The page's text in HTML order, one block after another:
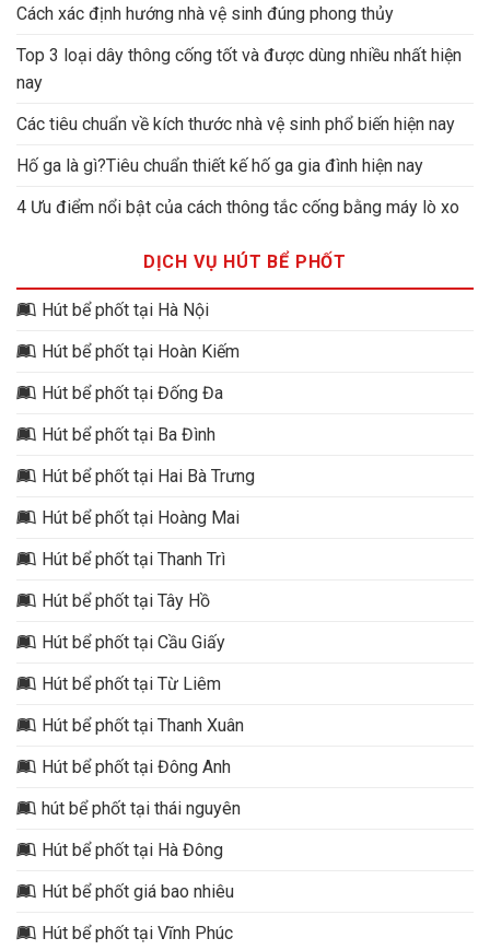
Cách xác định hướng nhà vệ sinh đúng phong thủy
Top 3 loại dây thông cống tốt và được dùng nhiều nhất hiện
nay
Các tiêu chuẩn về kích thước nhà vệ sinh phổ biến hiện nay
Hố ga là gì?Tiêu chuẩn thiết kế hố ga gia đình hiện nay
4 Ưu điểm nổi bật của cách thông tắc cống bằng máy lò xo
DỊCH VỤ HÚT BỂ PHỐT
Hút bể phốt tại Hà Nội
Hút bể phốt tại Hoàn Kiếm
Hút bể phốt tại Đống Đa
Hút bể phốt tại Ba Đình
Hút bể phốt tại Hai Bà Trưng
Hút bể phốt tại Hoàng Mai
Hút bể phốt tại Thanh Trì
Hút bể phốt tại Tây Hồ
Hút bể phốt tại Cầu Giấy
Hút bể phốt tại Từ Liêm
Hút bể phốt tại Thanh Xuân
Hút bể phốt tại Đông Anh
hút bể phốt tại thái nguyên
Hút bể phốt tại Hà Đông
Hút bể phốt giá bao nhiêu
Hút bể phốt tại Vĩnh Phúc